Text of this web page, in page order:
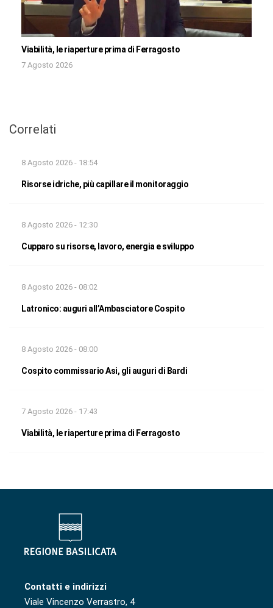
Viabilità, le riaperture prima di Ferragosto
7 Agosto 2026
Correlati
8 Agosto 2026 - 18:54
Risorse idriche, più capillare il monitoraggio
8 Agosto 2026 - 12:30
Cupparo su risorse, lavoro, energia e sviluppo
8 Agosto 2026 - 08:02
Latronico: auguri all’Ambasciatore Cospito
8 Agosto 2026 - 08:00
Cospito commissario Asi, gli auguri di Bardi
7 Agosto 2026 - 17:43
Viabilità, le riaperture prima di Ferragosto
Contatti e indirizzi
Viale Vincenzo Verrastro, 4